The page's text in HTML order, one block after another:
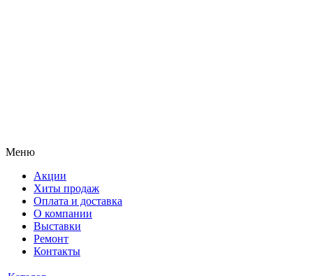
Меню
Акции
Хиты продаж
Оплата и доставка
О компании
Выставки
Ремонт
Контакты